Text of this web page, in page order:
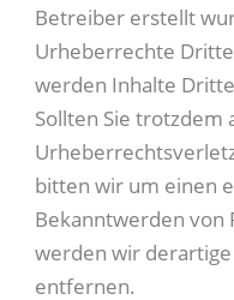
Betreiber erstellt
Urheberrechte
werden Inhalte
Sollten Sie trotzdem
bitten wir um einen
Bekanntwerden von
werden wir
entfernen.